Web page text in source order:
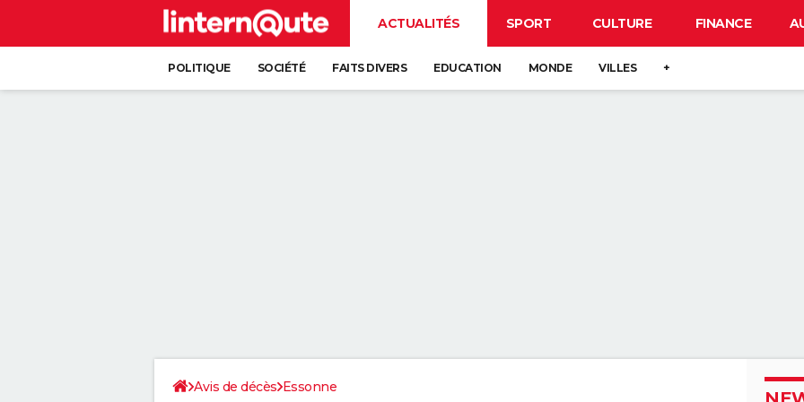
ACTUALITÉS SPORT CULTURE FINANCE
POLITIQUE SOCIÉTÉ FAITS DIVERS EDUCATION MONDE VILLES +
Avis de décès Essonne